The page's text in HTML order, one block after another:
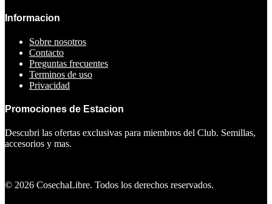
Informacion
Sobre nosotros
Contacto
Preguntas frecuentes
Terminos de uso
Privacidad
Promociones de Estacion
Descubri las ofertas exclusivas para miembros del Club. Semillas,
accesorios y mas.
© 2026 CosechaLibre. Todos los derechos reservados.